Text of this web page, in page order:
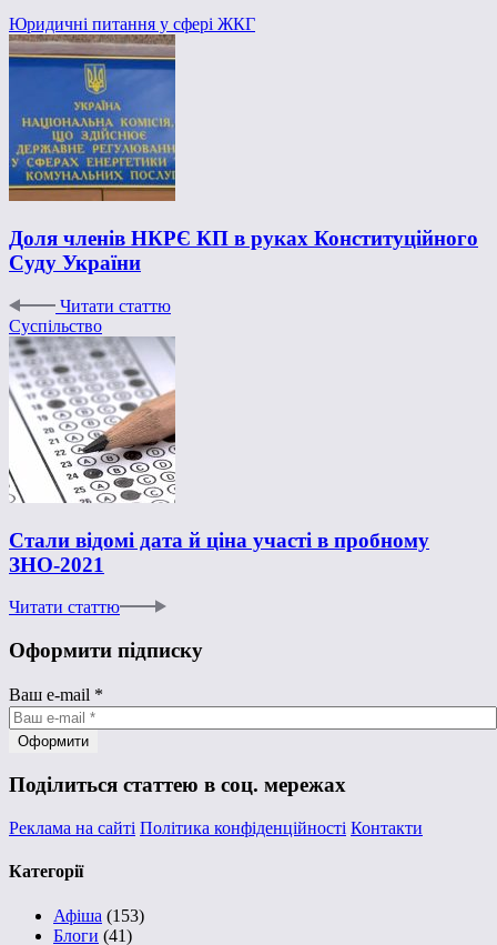
Юридичні питання у сфері ЖКГ
Доля членів НКРЄ КП в руках Конституційного
Суду України
Читати статтю
Суспільство
Стали відомі дата й ціна участі в пробному
ЗНО-2021
Читати статтю
Оформити підписку
Ваш e-mail *
Поділиться статтею в соц. мережах
Реклама на сайті Політика конфіденційності Контакти
Категорії
Афіша (153)
Блоги (41)